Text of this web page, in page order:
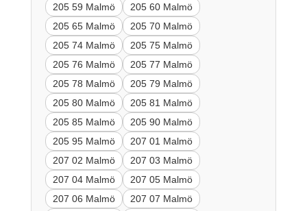
205 59 Malmö
205 60 Malmö
205 65 Malmö
205 70 Malmö
205 74 Malmö
205 75 Malmö
205 76 Malmö
205 77 Malmö
205 78 Malmö
205 79 Malmö
205 80 Malmö
205 81 Malmö
205 85 Malmö
205 90 Malmö
205 95 Malmö
207 01 Malmö
207 02 Malmö
207 03 Malmö
207 04 Malmö
207 05 Malmö
207 06 Malmö
207 07 Malmö